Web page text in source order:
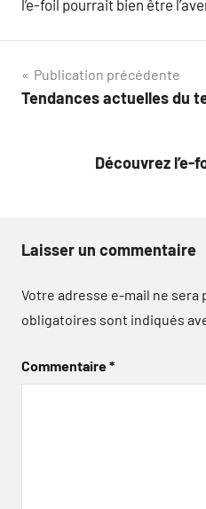
l’e-foil pourrait bien être
Navigation
de
Publication précédente
Tendances actuelles du
Découvrez
Laisser un commentaire
Votre adresse e-mail ne sera
obligatoires sont indiqués
Commentaire*